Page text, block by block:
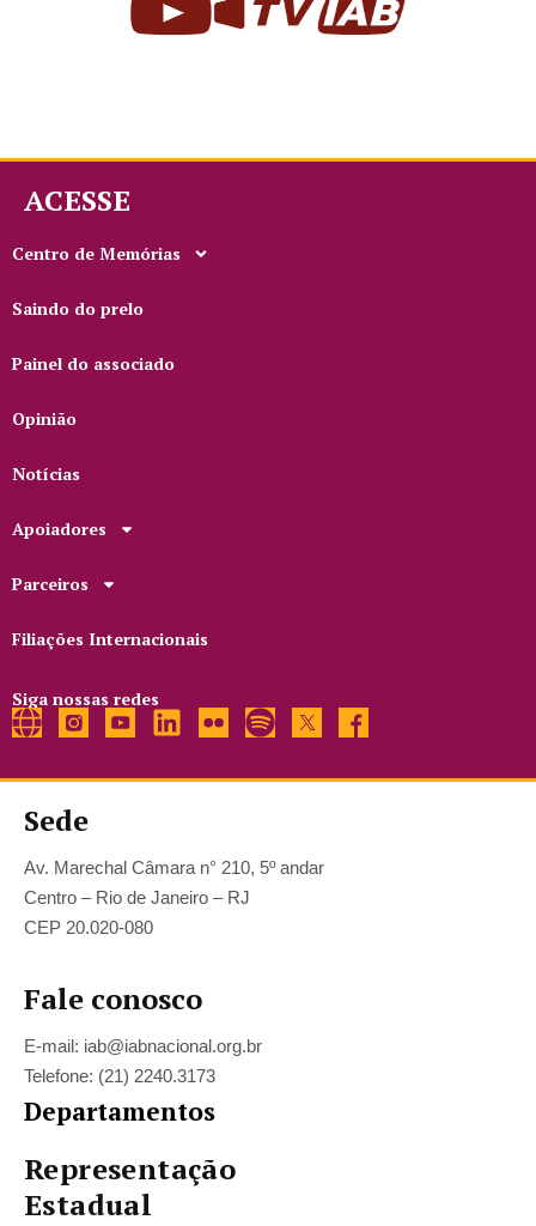
ACESSE
Centro de Memórias
Saindo do prelo
Painel do associado
Opinião
Notícias
Apoiadores
Parceiros
Filiações Internacionais
Siga nossas redes
Sede
Av. Marechal Câmara n° 210, 5º andar
Centro – Rio de Janeiro – RJ
CEP 20.020-080
Fale conosco
E-mail: iab@iabnacional.org.br
Telefone: (21) 2240.3173
Departamentos
Representação
Estadual